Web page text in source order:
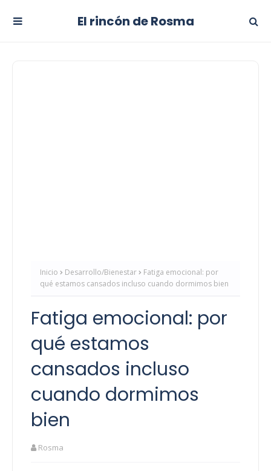
El rincón de Rosma
Inicio Desarrollo/Bienestar
Fatiga emocional: por
qué estamos cansados ​​incluso cuando dormimos bien
Fatiga emocional: por
qué estamos
cansados ​​incluso
cuando dormimos
bien
Rosma